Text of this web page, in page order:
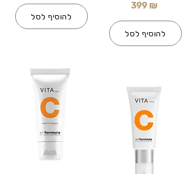
להוסיף לסל
399 ₪
להוסיף לסל